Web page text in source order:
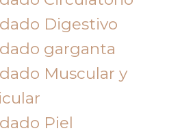
Digestivo
garganta
Muscular y
Piel